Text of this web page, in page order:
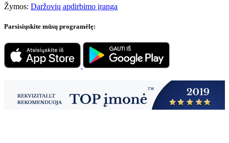
Žymos: Daržovių apdirbimo įranga
Parsisiųskite mūsų programėlę: